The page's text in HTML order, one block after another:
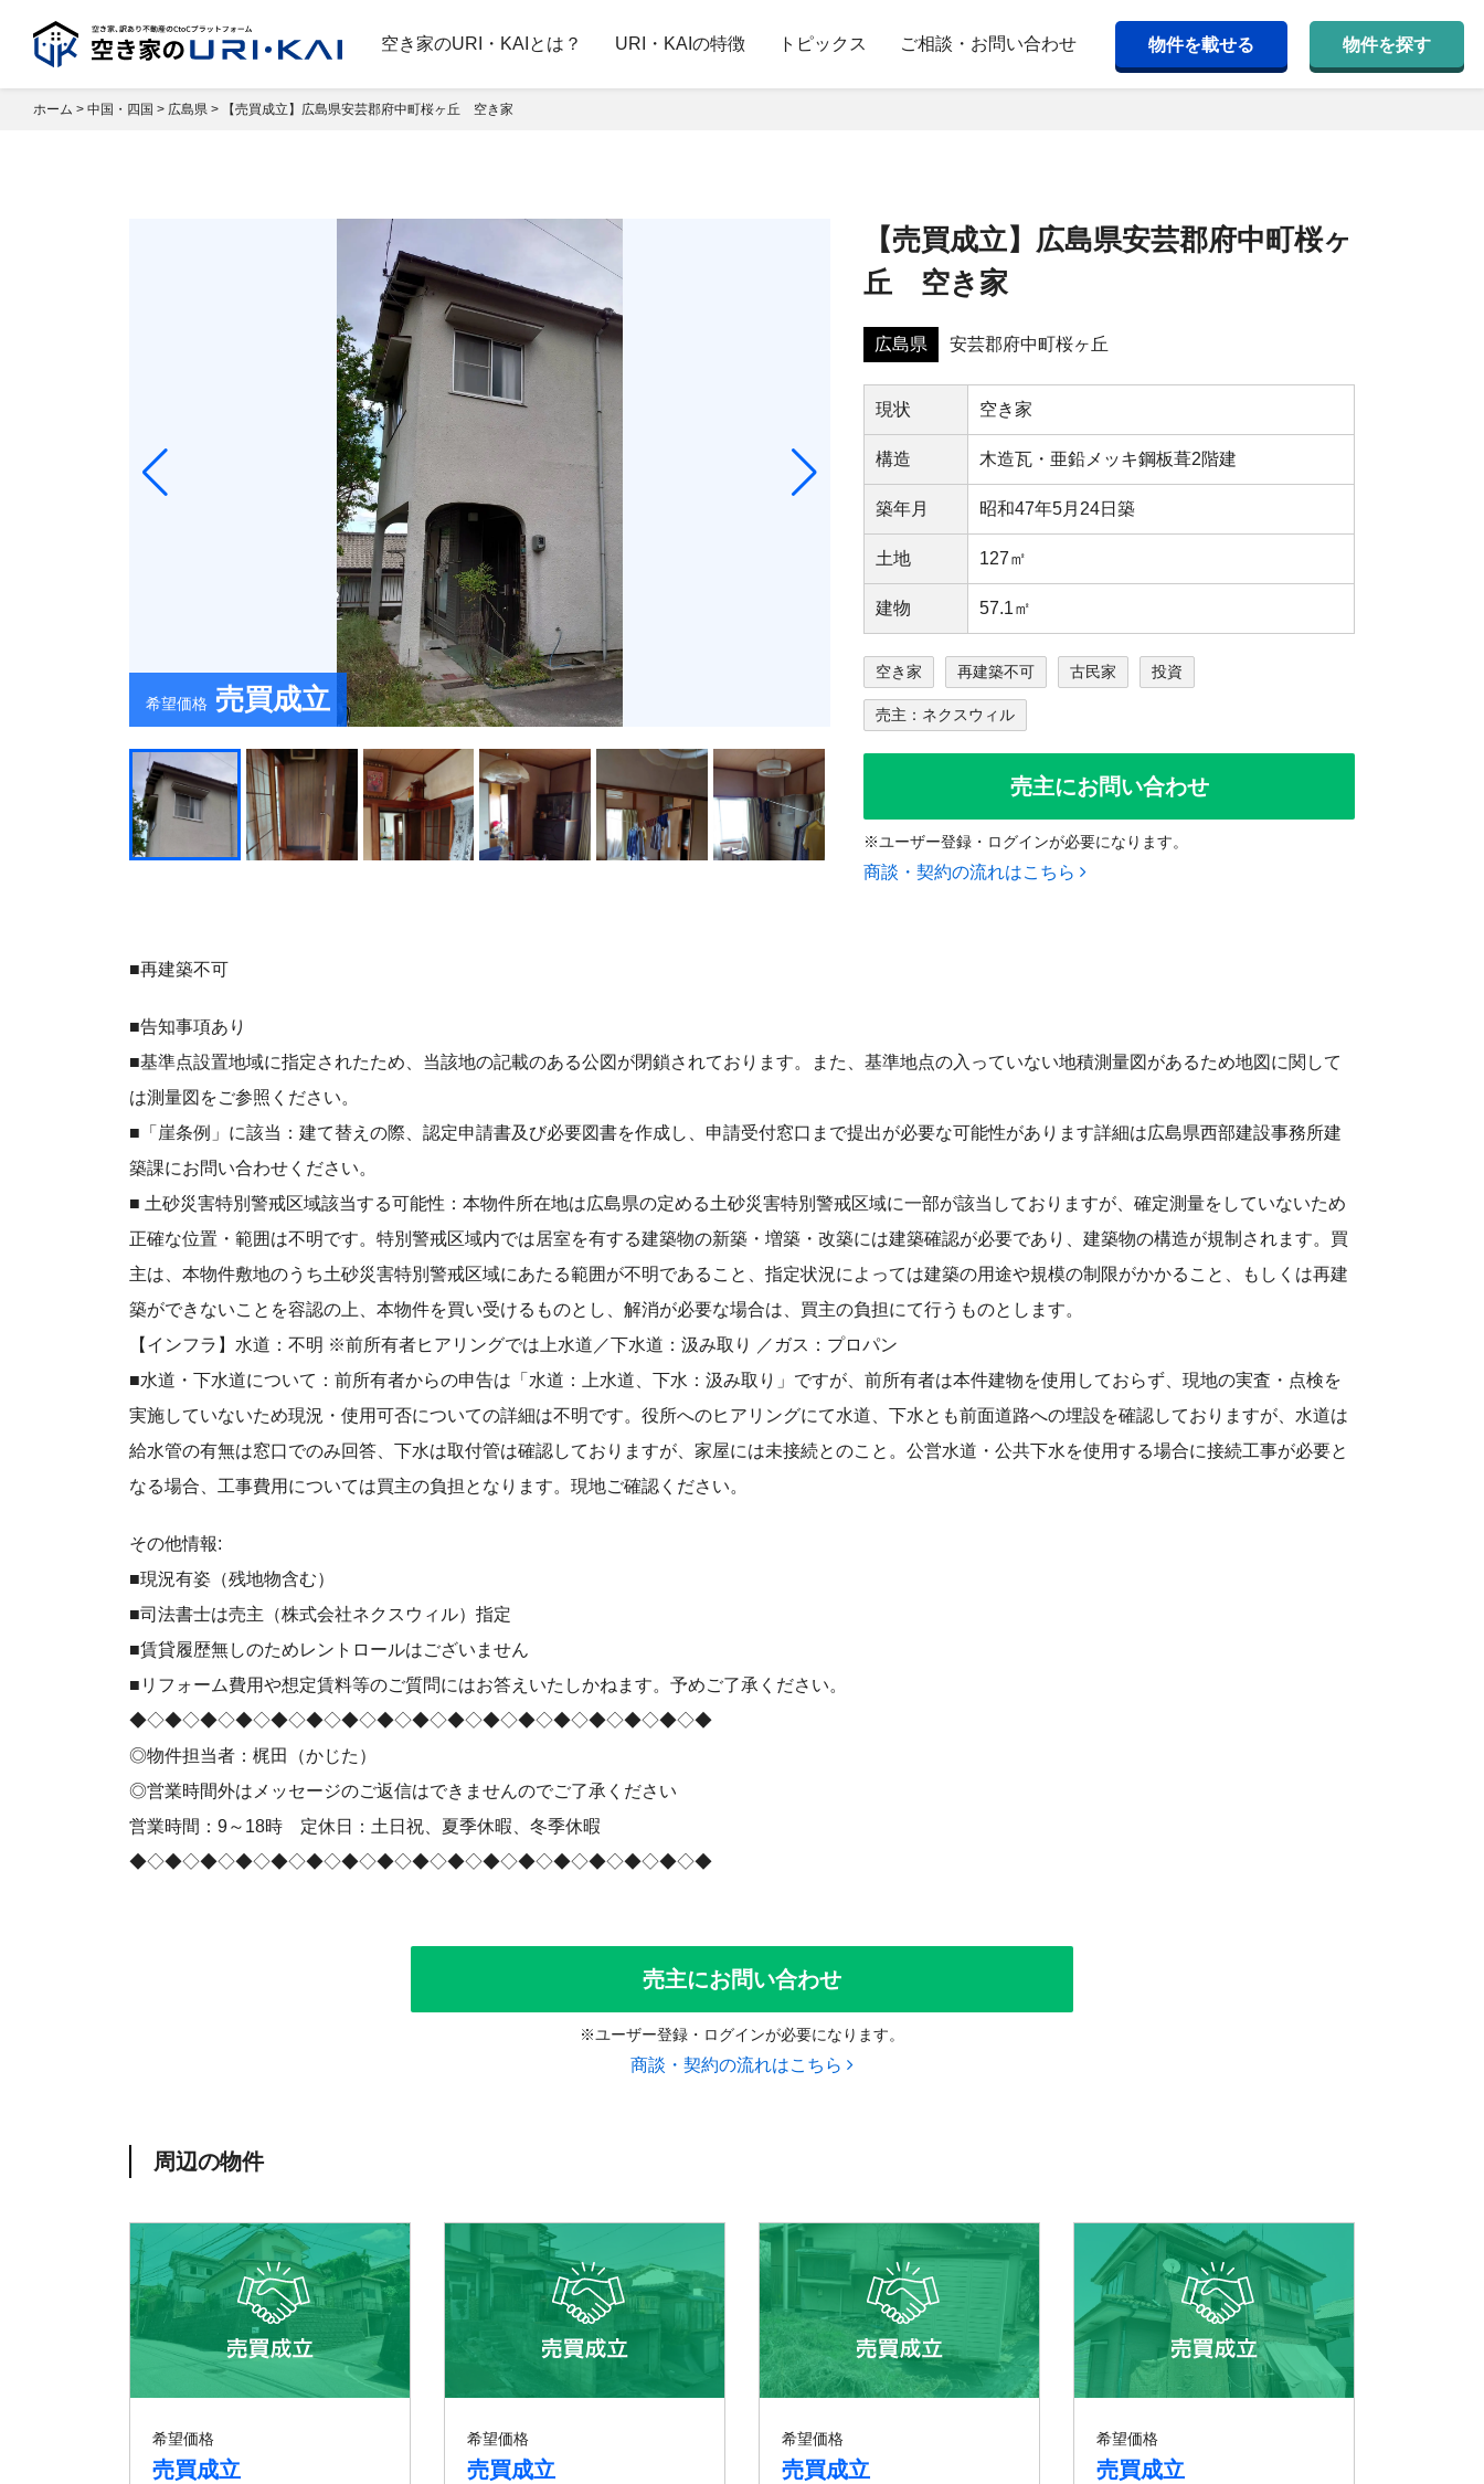
空き家のURI・KAIとは？ URI・KAIの特徴 トピックス ご相談・お問い合わせ 物件を載せる 物件を探す
ホーム > 中国・四国 > 広島県 > 【売買成立】広島県安芸郡府中町桜ヶ丘 空き家
希望価格 売買成立
【売買成立】広島県安芸郡府中町桜ヶ
丘 空き家
広島県 安芸郡府中町桜ヶ丘
現状 空き家
構造 ⽊造⽡・亜鉛メッキ鋼板葺2階建
築年⽉ 昭和47年5月24日築
⼟地 127㎡
建物 57.1㎡
空き家 再建築不可 古民家 投資
売主：ネクスウィル
売主にお問い合わせ
※ユーザー登録・ログインが必要になります。
商談・契約の流れはこちら
■再建築不可
■告知事項あり
■基準点設置地域に指定されたため、当該地の記載のある公図が閉鎖されております。また、基準地点の⼊っていない地積測量図があるため地図に関して
は測量図をご参照ください。
■「崖条例」に該当：建て替えの際、認定申請書及び必要図書を作成し、申請受付窓⼝まで提出が必要な可能性があります詳細は広島県⻄部建設事務所建
築課にお問い合わせください。
■ ⼟砂災害特別警戒区域該当する可能性：本物件所在地は広島県の定める⼟砂災害特別警戒区域に⼀部が該当しておりますが、確定測量をしていないため
正確な位置・範囲は不明です。特別警戒区域内では居室を有する建築物の新築・増築・改築には建築確認が必要であり、建築物の構造が規制されます。買
主は、本物件敷地のうち⼟砂災害特別警戒区域にあたる範囲が不明であること、指定状況によっては建築の⽤途や規模の制限がかかること、もしくは再建
築ができないことを容認の上、本物件を買い受けるものとし、解消が必要な場合は、買主の負担にて⾏うものとします。
【インフラ】水道：不明 ※前所有者ヒアリングでは上⽔道／下水道：汲み取り ／ガス：プロパン
■⽔道・下⽔道について：前所有者からの申告は「⽔道：上⽔道、下⽔：汲み取り」ですが、前所有者は本件建物を使⽤しておらず、現地の実査・点検を
実施していないため現況・使⽤可否についての詳細は不明です。役所へのヒアリングにて⽔道、下⽔とも前⾯道路への埋設を確認しておりますが、⽔道は
給⽔管の有無は窓⼝でのみ回答、下⽔は取付管は確認しておりますが、家屋には未接続とのこと。公営⽔道・公共下⽔を使⽤する場合に接続⼯事が必要と
なる場合、⼯事費⽤については買主の負担となります。現地ご確認ください。
その他情報:
■現況有姿（残地物含む）
■司法書士は売主（株式会社ネクスウィル）指定
■賃貸履歴無しのためレントロールはございません
■リフォーム費用や想定賃料等のご質問にはお答えいたしかねます。予めご了承ください。
◆◇◆◇◆◇◆◇◆◇◆◇◆◇◆◇◆◇◆◇◆◇◆◇◆◇◆◇◆◇◆◇◆
◎物件担当者：梶田（かじた）
◎営業時間外はメッセージのご返信はできませんのでご了承ください
営業時間：9～18時 定休日：土日祝、夏季休暇、冬季休暇
◆◇◆◇◆◇◆◇◆◇◆◇◆◇◆◇◆◇◆◇◆◇◆◇◆◇◆◇◆◇◆◇◆
売主にお問い合わせ
※ユーザー登録・ログインが必要になります。
商談・契約の流れはこちら
周辺の物件
希望価格
売買成立
希望価格
売買成立
希望価格
売買成立
希望価格
売買成立